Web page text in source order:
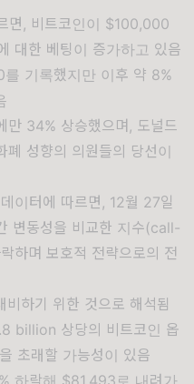
면, 비트코인이 $100,000
대한 베팅이 증가하고 있음
기록했지만 이후 약 8%
만 34% 상승했으며, 도널드
폐 성향의 의원들의 당선이
이터에 따르면, 12월 27일
변동성을 비교한 지수(call-
며 보호적 전략으로의 전
하기 위한 것으로 해석됨
billion 상당의 비트코인 옵
초래할 가능성이 있음
하락해 $81,493로 내려가